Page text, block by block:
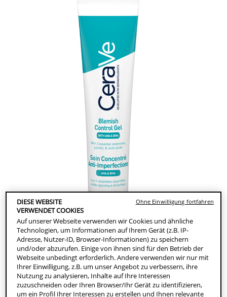
DIESE WEBSITE
VERWENDET COOKIES
Auf unserer Webseite verwenden wir Cookies und ähnliche
Technologien, um Informationen auf Ihrem Gerät (z.B. IP-
Adresse, Nutzer-ID, Browser-Informationen) zu speichern
und/oder abzurufen. Einige von ihnen sind für den Betrieb der
Webseite unbedingt erforderlich. Andere verwenden wir nur mit
Ihrer Einwilligung, z.B. um unser Angebot zu verbessern, ihre
Nutzung zu analysieren, Inhalte auf Ihre Interessen
zuzuschneiden oder Ihren Browser/Ihr Gerät zu identifizieren,
um ein Profil Ihrer Interessen zu erstellen und Ihnen relevante
Ohne Einwilligung fortfahren